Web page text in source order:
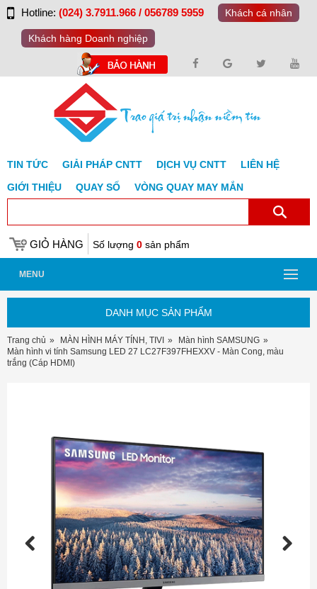
Hotline: (024) 3.7911.966 / 056789 5959 Khách cá nhân
Khách hàng Doanh nghiệp
TIN TỨC GIẢI PHÁP CNTT DỊCH VỤ CNTT
LIÊN HỆ
GIỚI THIỆU
QUAY SỐ VÒNG QUAY MAY MẮN
GIỎ HÀNG Số lượng 0 sản phẩm
MENU
DANH MỤC SẢN PHẨM
Trang chủ MÀN HÌNH MÁY TÍNH, TIVI
Màn hình SAMSUNG
Màn hình vi tính Samsung LED 27 LC27F397FHEXXV - Màn Cong, màu
trắng (Cáp HDMI)
Previous